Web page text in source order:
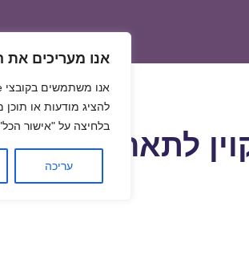
אנו מעריכים את
להציג מודעות או
בלחיצה על "אישור
עריכה
28/09/2019